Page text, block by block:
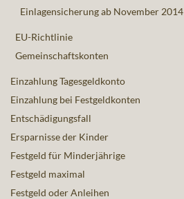
Einlagensicherung ab November 2014
EU-Richtlinie
Gemeinschaftskonten
Einzahlung Tagesgeldkonto
Einzahlung bei Festgeldkonten
Entschädigungsfall
Ersparnisse der Kinder
Festgeld für Minderjährige
Festgeld maximal
Festgeld oder Anleihen